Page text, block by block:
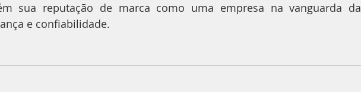
sua reputação de marca como uma empresa na vanguarda da
e confiabilidade.